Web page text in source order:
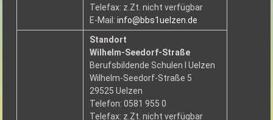
Telefax: z.Zt. nicht verfügbar
E-Mail:info@bbs1uelzen.de
Standort
Wilhelm-Seedorf-Straße
Berufsbildende Schulen I Uelzen
Wilhelm-Seedorf-Straße 5
29525 Uelzen
Telefon: 0581 955 0
Telefax: z.Zt. nicht verfügbar